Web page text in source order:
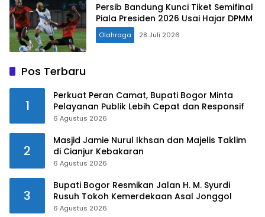
Persib Bandung Kunci Tiket Semifinal
Piala Presiden 2026 Usai Hajar DPMM
Olahraga 28 Juli 2026
Pos Terbaru
1
Perkuat Peran Camat, Bupati Bogor Minta
Pelayanan Publik Lebih Cepat dan Responsif
6 Agustus 2026
2
Masjid Jamie Nurul Ikhsan dan Majelis Taklim
di Cianjur Kebakaran
6 Agustus 2026
3
Bupati Bogor Resmikan Jalan H. M. Syurdi
Rusuh Tokoh Kemerdekaan Asal Jonggol
6 Agustus 2026